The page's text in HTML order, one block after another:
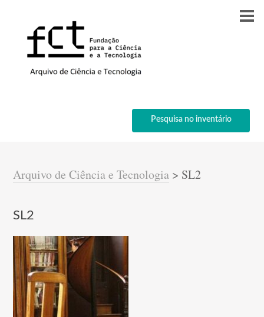
Pesquisa no inventário
Arquivo de Ciência e Tecnologia > SL2
SL2